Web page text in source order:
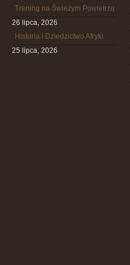
Trening na Świeżym Powietrzu
26 lipca, 2026
Historia i Dziedzictwo Afryki
25 lipca, 2026